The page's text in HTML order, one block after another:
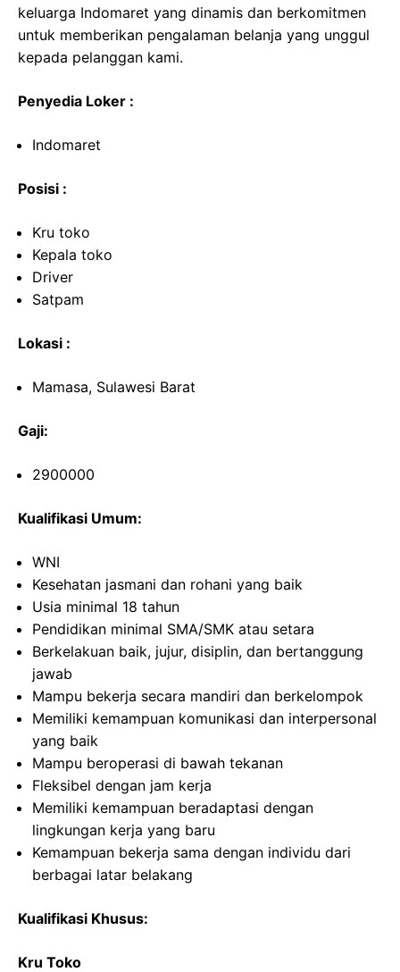
keluarga Indomaret yang dinamis dan berkomitmen
untuk memberikan pengalaman belanja yang unggul
kepada pelanggan kami.
Penyedia Loker :
Indomaret
Posisi :
Kru toko
Kepala toko
Driver
Satpam
Lokasi :
Mamasa, Sulawesi Barat
Gaji:
2900000
Kualifikasi Umum:
WNI
Kesehatan jasmani dan rohani yang baik
Usia minimal 18 tahun
Pendidikan minimal SMA/SMK atau setara
Berkelakuan baik, jujur, disiplin, dan bertanggung
jawab
Mampu bekerja secara mandiri dan berkelompok
Memiliki kemampuan komunikasi dan interpersonal
yang baik
Mampu beroperasi di bawah tekanan
Fleksibel dengan jam kerja
Memiliki kemampuan beradaptasi dengan
lingkungan kerja yang baru
Kemampuan bekerja sama dengan individu dari
berbagai latar belakang
Kualifikasi Khusus:
Kru Toko